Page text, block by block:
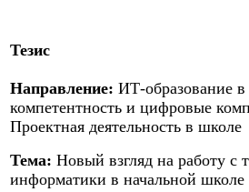
Тезис
Направление: ИТ-образование
компетентность и цифровые
Проектная деятельность в школе
Тема: Новый взгляд на работу с
информатики в начальной школе